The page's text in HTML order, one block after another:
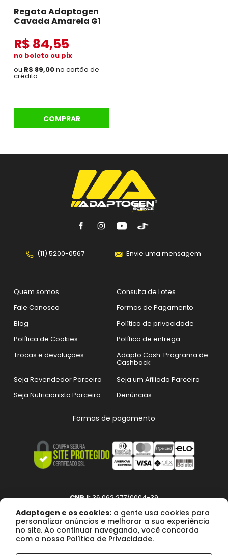
Regata Adaptogen
Cavada Amarela G1
R$ 84,55
no boleto ou pix
ou R$ 89,00no cartão de
crédito
COMPRAR
(11) 5200-0567 Envie uma mensagem
Quem somos
Consulta de Lotes
Fale Conosco
Formas de Pagamento
Blog
Política de privacidade
Política de Cookies
Política de entrega
Trocas e devoluções
Adapto Cash: Programa de
Cashback
Seja Revendedor Parceiro
Seja um Afiliado Parceiro
Seja Nutricionista Parceiro
Denúncias
Formas de pagamento
CNPJ:36.062.277/0004-39
Razão social: ADAPTO COMPANY DO BRASIL SUPLEMENTOS
ALIMENTARES LTDA
Adaptogen e os cookies: a gente usa cookies para
personalizar anúncios e melhorar a sua experiência
no site. Ao continuar navegando, você concorda
com a nossa Política de Privacidade.